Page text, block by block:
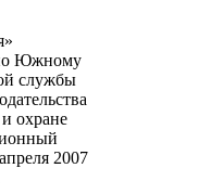
Южному
службы
охране
2007